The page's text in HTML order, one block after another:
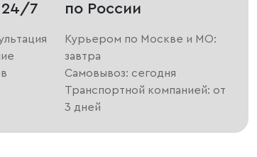
24/7
по России
Курьером по Москве и МО:
завтра
Самовывоз: сегодня
Транспортной компанией: от
3 дней